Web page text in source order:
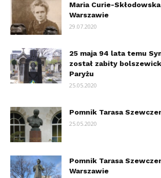
Maria Curie-
Warszawie
29.07.2020
25 maja 94 lata temu
został zabity
Paryżu
25.05.2020
Pomnik Tarasa
25.05.2020
Pomnik Tarasa
Warszawie